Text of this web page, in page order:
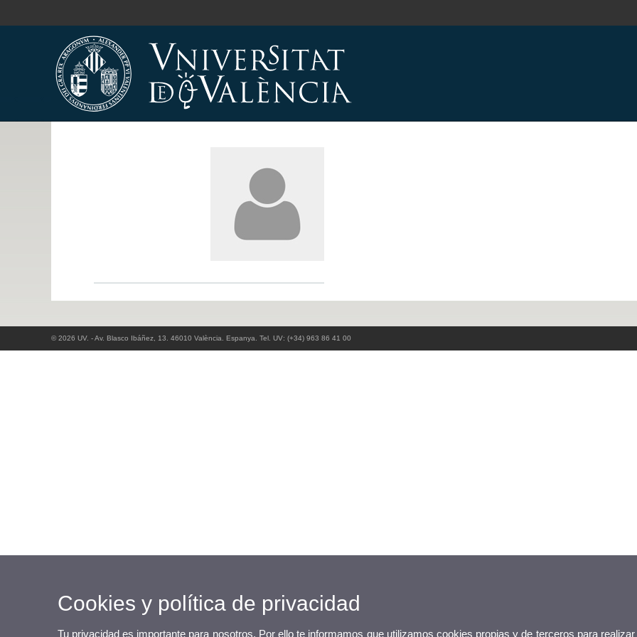
© 2026 UV. - Av. Blasco Ibáñez, 13. 46010 València. Espanya. Tel. UV: (+34) 963 86 41 00
Cookies y política de privacidad
Tu privacidad es importante para nosotros. Por ello te informamos que utilizamos cookies propias y de terceros para realizar